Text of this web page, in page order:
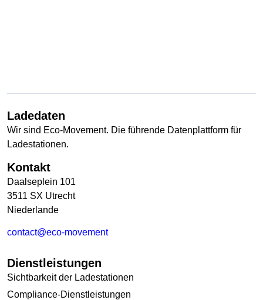
Kontakt
Daalseplein 101
3511 SX Utrecht
Niederlande
contact@eco-movement
Dienstleistungen
Sichtbarkeit der Ladestationen
Compliance-Dienstleistungen
Ladedaten
Wir sind Eco-Movement. Die führende Datenplattform für
Ladestationen.